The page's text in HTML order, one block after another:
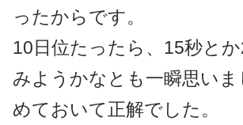
ったからです。
10日位たったら、15秒と
みようかなとも一瞬思いま
めておいて正解でした。